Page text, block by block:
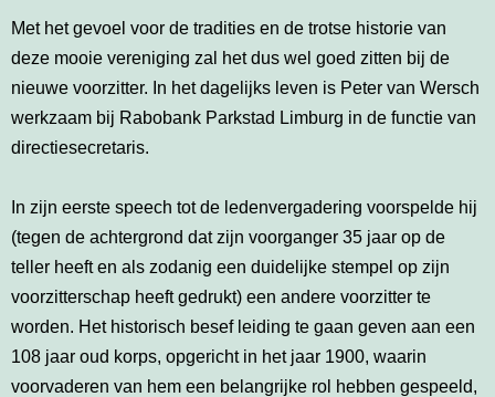
Met het gevoel voor de tradities en de trotse historie van
deze mooie vereniging zal het dus wel goed zitten bij de
nieuwe voorzitter. In het dagelijks leven is Peter van Wersch
werkzaam bij Rabobank Parkstad Limburg in de functie van
directiesecretaris.
In zijn eerste speech tot de ledenvergadering voorspelde hij
(tegen de achtergrond dat zijn voorganger 35 jaar op de
teller heeft en als zodanig een duidelijke stempel op zijn
voorzitterschap heeft gedrukt) een andere voorzitter te
worden. Het historisch besef leiding te gaan geven aan een
108 jaar oud korps, opgericht in het jaar 1900, waarin
voorvaderen van hem een belangrijke rol hebben gespeeld,